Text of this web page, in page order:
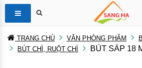
TRANG CHỦ VĂN PHÒNG PHẨM
BÚT CHÌ, RUỘT CHÌ
BÚT SÁP 18